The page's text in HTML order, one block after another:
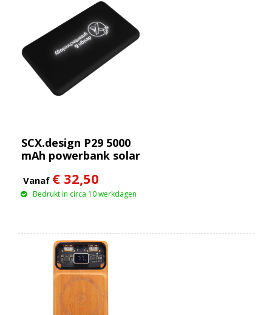
SCX.design P29 5000
mAh powerbank solar
Vanaf € 32,50
Bedrukt in circa 10 werkdagen